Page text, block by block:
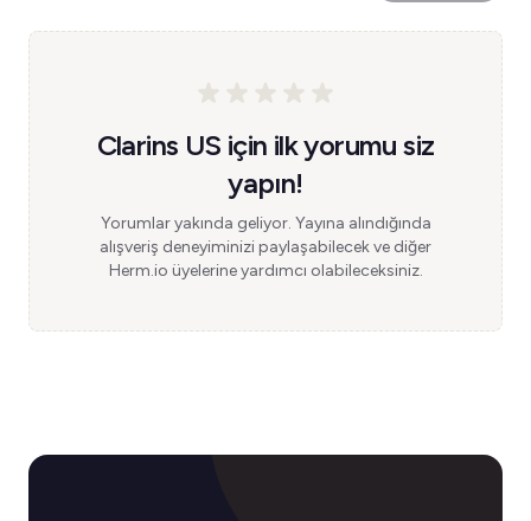
Clarins US için ilk yorumu siz
yapın!
Yorumlar yakında geliyor. Yayına alındığında
alışveriş deneyiminizi paylaşabilecek ve diğer
Herm.io üyelerine yardımcı olabileceksiniz.